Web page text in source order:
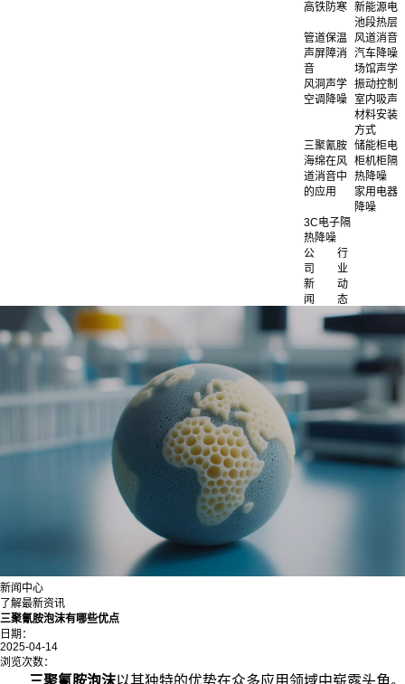
高铁防寒 新能源电
池段热层
管道保温
风道消音
声屏障消
音
汽车降噪
场馆声学
风洞声学 振动控制
空调降噪 室内吸声
材料安装
方式
三聚氰胺
海绵在风
道消音中
的应用
储能柜电
柜机柜隔
热降噪
家用电器
降噪
3C电子隔
热降噪
公
司
新
闻
行
业
动
态
新闻中心
了解最新资讯
三聚氰胺泡沫有哪些优点
日期：
2025-04-14
浏览次数：
三聚氰胺泡沫以其独特的优势在众多应用领域中崭露头角。